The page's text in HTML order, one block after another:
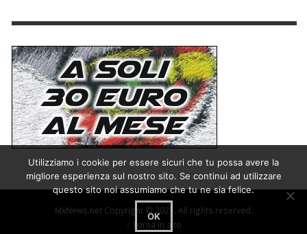
MxNews.net Copyright © 2025. All rights reserved.
↑ Torna in alto
Utilizziamo i cookie per essere sicuri che tu possa avere la
migliore esperienza sul nostro sito. Se continui ad utilizzare
questo sito noi assumiamo che tu ne sia felice.
OK